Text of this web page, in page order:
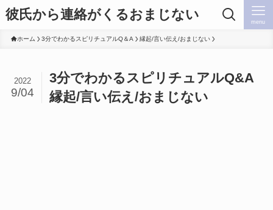
彼氏から連絡がくるおまじない menu
ホーム 3分でわかるスピリチュアルQ＆A 縁起/言い伝え/おまじない
3分でわかるスピリチュアルQ&A
縁起/言い伝え/おまじない
2022
9/04